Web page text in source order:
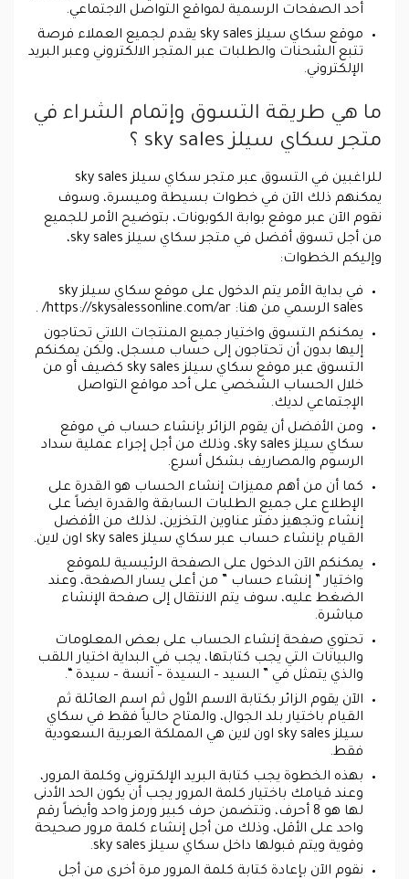
أحد الصفحات الرسمية لمواقع التواصل الاجتماعي.
موقع سكاي سيلز sky sales يقدم لجميع العملاء فرصة
تتبع الشحنات والطلبات عبر المتجر الالكتروني وعبر البريد
الإلكتروني.
ما هي طريقة التسوق وإتمام الشراء في
متجر سكاي سيلز sky sales ؟
للراغبين في التسوق عبر متجر سكاي سيلز sky sales
يمكنهم ذلك الآن في خطوات بسيطة وميسرة، وسوف
نقوم الآن عبر موقع بوابة الكوبونات، بتوضيح الأمر للجميع
من أجل تسوق أفضل في متجر سكاي سيلز sky sales،
وإليكم الخطوات:
في بداية الأمر يتم الدخول على موقع سكاي سيلز sky
sales الرسمي من هنا: https://skysalessonline.com/ar/ .
يمكنكم التسوق واختيار جميع المنتجات اللاتي تحتاجون
إليها بدون أن تحتاجون إلى حساب مسجل، ولكن يمكنكم
التسوق عبر موقع سكاي سيلز sky sales كضيف أو من
خلال الحساب الشخصي على أحد مواقع التواصل
الإجتماعي لديك.
ومن الأفضل أن يقوم الزائر بإنشاء حساب في موقع
سكاي سيلز sky sales، وذلك من أجل إجراء عملية سداد
الرسوم والمصاريف بشكل أسرع.
كما أن من أهم مميزات إنشاء الحساب هو القدرة على
الإطلاع على جميع الطلبات السابقة والقدرة ايضاً على
إنشاء وتجهيز دفتر عناوين التخزين، لذلك من الأفضل
القيام بإنشاء حساب عبر سكاي سيلز sky sales اون لاين.
يمكنكم الآن الدخول على الصفحة الرئيسية للموقع
واختيار ” إنشاء حساب ” من أعلى يسار الصفحة، وعند
الضغط عليه، سوف يتم الانتقال إلى صفحة الإنشاء
مباشرة.
تحتوي صفحة إنشاء الحساب على بعض المعلومات
والبيانات التي يجب كتابتها، يجب في البداية اختيار اللقب
والذي يتمثل في ” السيد – السيدة – آنسة – سيدة “.
الآن يقوم الزائر بكتابة الاسم الأول ثم اسم العائلة ثم
القيام باختيار بلد الجوال، والمتاح حالياً فقط في سكاي
سيلز sky sales اون لاين هي المملكة العربية السعودية
فقط.
بهذه الخطوة يجب كتابة البريد الإلكتروني وكلمة المرور،
وعند قيامك باختيار كلمة المرور يجب أن يكون الحد الأدنى
لها هو 8 أحرف، وتتضمن حرف كبير ورمز واحد وأيضاً رقم
واحد على الأقل، وذلك من أجل إنشاء كلمة مرور صحيحة
وقوية ويتم قبولها داخل سكاي سيلز sky sales.
نقوم الآن بإعادة كتابة كلمة المرور مرة أخرى من أجل